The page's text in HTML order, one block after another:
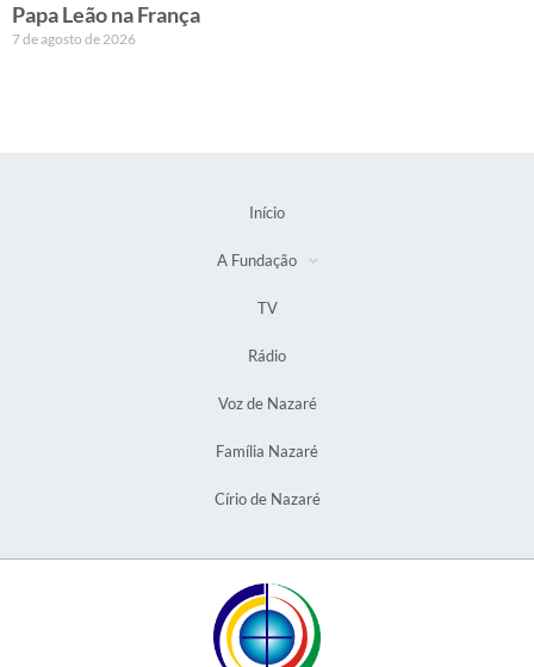
Papa Leão na França
7 de agosto de 2026
Início
A Fundação
TV
Rádio
Voz de Nazaré
Família Nazaré
Círio de Nazaré